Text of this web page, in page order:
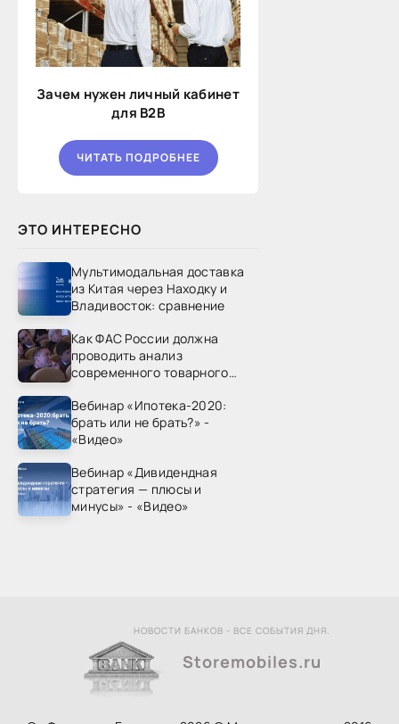
Зачем нужен личный кабинет
для B2B
ЧИТАТЬ ПОДРОБНЕЕ
ЭТО ИНТЕРЕСНО
Мультимодальная доставка
из Китая через Находку и
Владивосток: сравнение
Как ФАС России должна
проводить анализ
современного товарного
России»
Вебинар «Ипотека-2020:
брать или не брать?» -
«Видео»
Вебинар «Дивидендная
стратегия — плюсы и
минусы» - «Видео»
Storemobiles.ru
НОВОСТИ БАНКОВ - ВСЕ СОБЫТИЯ ДНЯ.